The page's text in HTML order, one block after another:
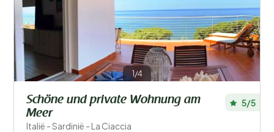
1/4
Schöne und private Wohnung am
Meer
Italië - Sardinië - La Ciaccia
5/5